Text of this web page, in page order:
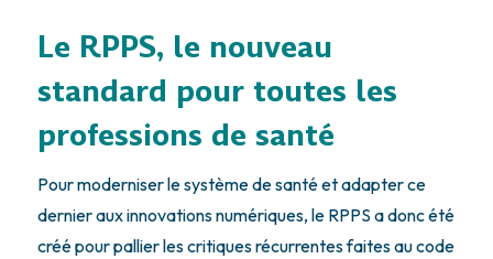
Le RPPS, le nouveau
standard pour toutes les
professions de santé
Pour moderniser le système de santé et adapter ce
dernier aux innovations numériques, le RPPS a donc été
créé pour pallier les critiques récurrentes faites au code